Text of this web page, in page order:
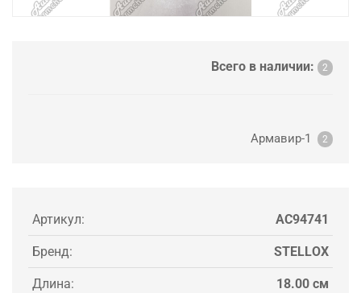
Всего в наличии: 2
Армавир-1 2
Артикул: AC94741
Бренд: STELLOX
Длина: 18.00 см